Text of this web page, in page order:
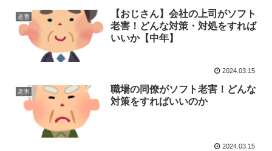
老害
【おじさん】会社の上司がソフト
老害！どんな対策・対処をすれば
いいか【中年】
2024.03.15
老害
職場の同僚がソフト老害！どんな
対策をすればいいのか
2024.03.15